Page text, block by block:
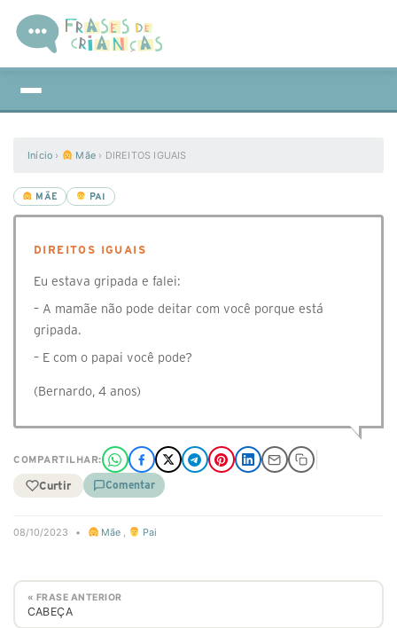
Início › Mãe › DIREITOS IGUAIS
MÃE PAI
DIREITOS IGUAIS
Eu estava gripada e falei:
– A mamãe não pode deitar com você porque está
gripada.
– E com o papai você pode?
(Bernardo, 4 anos)
COMPARTILHAR:
Curtir Comentar
08/10/2023 • Mãe , Pai
« FRASE ANTERIOR
CABEÇA